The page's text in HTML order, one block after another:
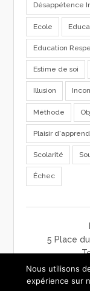
Désappétence
Ecole
Education
Estime de soi
Illusion
Méthode
Plaisir
Scolarité
Échec
5 Place
mentions
Nous utilisons
expérience sur